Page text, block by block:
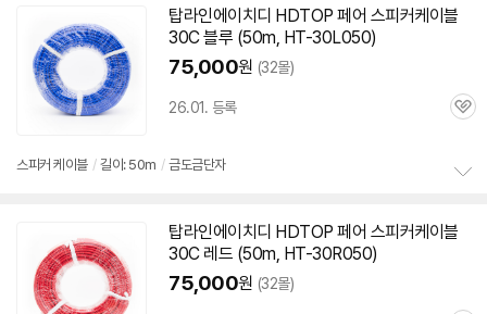
탑라인에이치디 HDTOP 페어 스피커케이블
30C 블루 (50m, HT-30L050)
75,000원 (32몰)
26.01. 등록
관
스피커 케이블 / 길이: 50m / 금도금단자
탑라인에이치디 HDTOP 페어 스피커케이블
30C 레드 (50m, HT-30R050)
75,000원 (32몰)